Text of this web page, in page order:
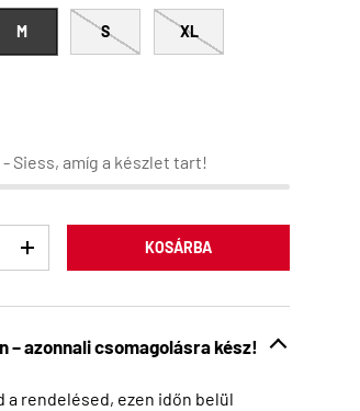
M S XL
- Siess, amíg a készlet tart!
KOSÁRBA
– azonnali csomagolásra kész!
a rendelésed, ezen időn belül